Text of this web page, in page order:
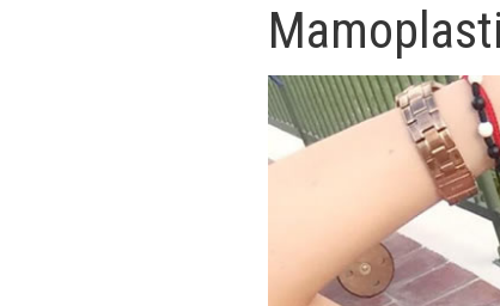
Lipoplastia